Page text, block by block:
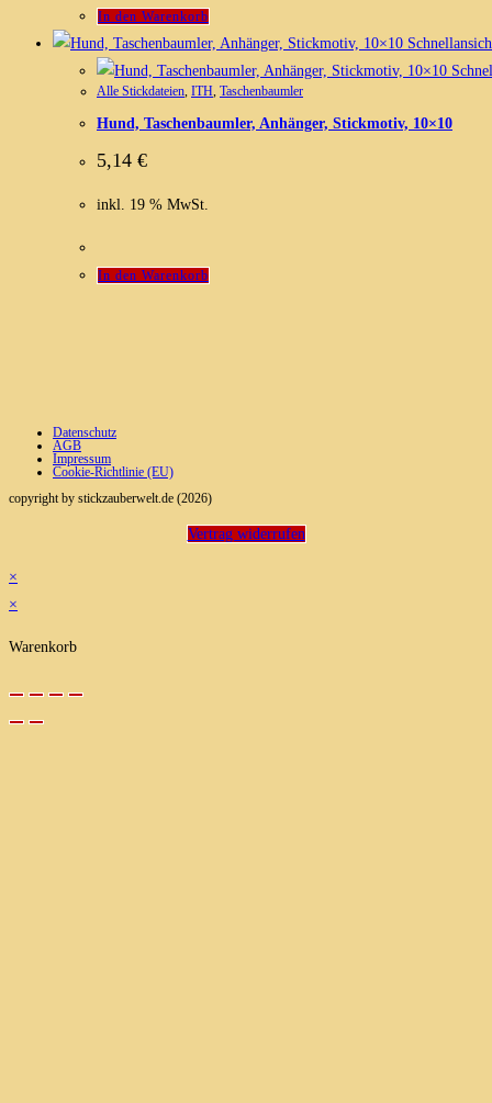
In den Warenkorb
Alle Stickdateien ITH Taschenbaumler
Hund, Taschenbaumler, Anhänger, Stickmotiv, 10×10
5,14 €
inkl. 19 % MwSt.
In den Warenkorb
Datenschutz
AGB
Impressum
Cookie-Richtlinie (EU)
copyright by stickzauberwelt.de (2026)
Vertrag widerrufen
×
×
Warenkorb